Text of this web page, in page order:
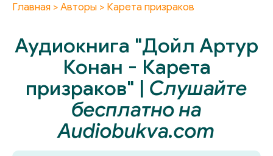
Главная Авторы Карета призраков
Аудиокнига "Дойл Артур
Конан - Карета
призраков" | Слушайте
бесплатно на
Audiobukva.com